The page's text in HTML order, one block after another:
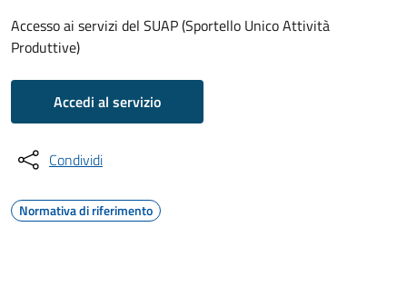
Accesso ai servizi del SUAP (Sportello Unico Attività
Produttive)
Accedi al servizio
Condividi
Normativa di riferimento